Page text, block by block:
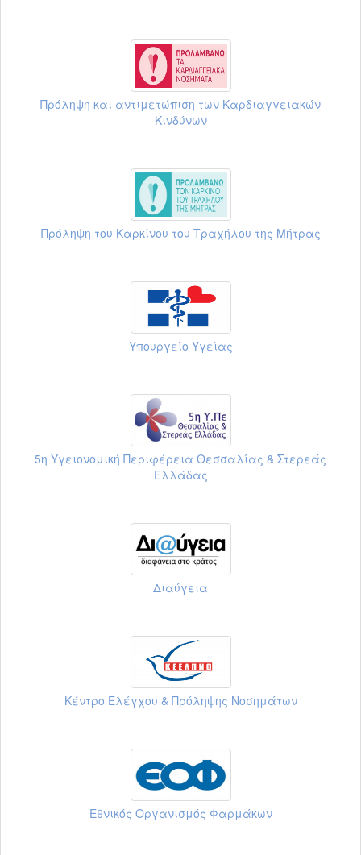
Πρόληψη και αντιμετώπιση των Καρδιαγγειακών
Κινδύνων
Πρόληψη του Καρκίνου του Τραχήλου της Μήτρας
Υπουργείο Υγείας
5η Υγειονομική Περιφέρεια Θεσσαλίας & Στερεάς
Ελλάδας
Διαύγεια
Κέντρο Ελέγχου & Πρόληψης Νοσημάτων
Εθνικός Οργανισμός Φαρμάκων